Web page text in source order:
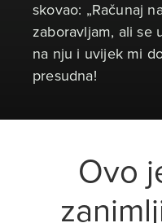
skovao: „Računaj
zaboravljam, ali se
na nju i uvijek mi
presudna!
Ovo